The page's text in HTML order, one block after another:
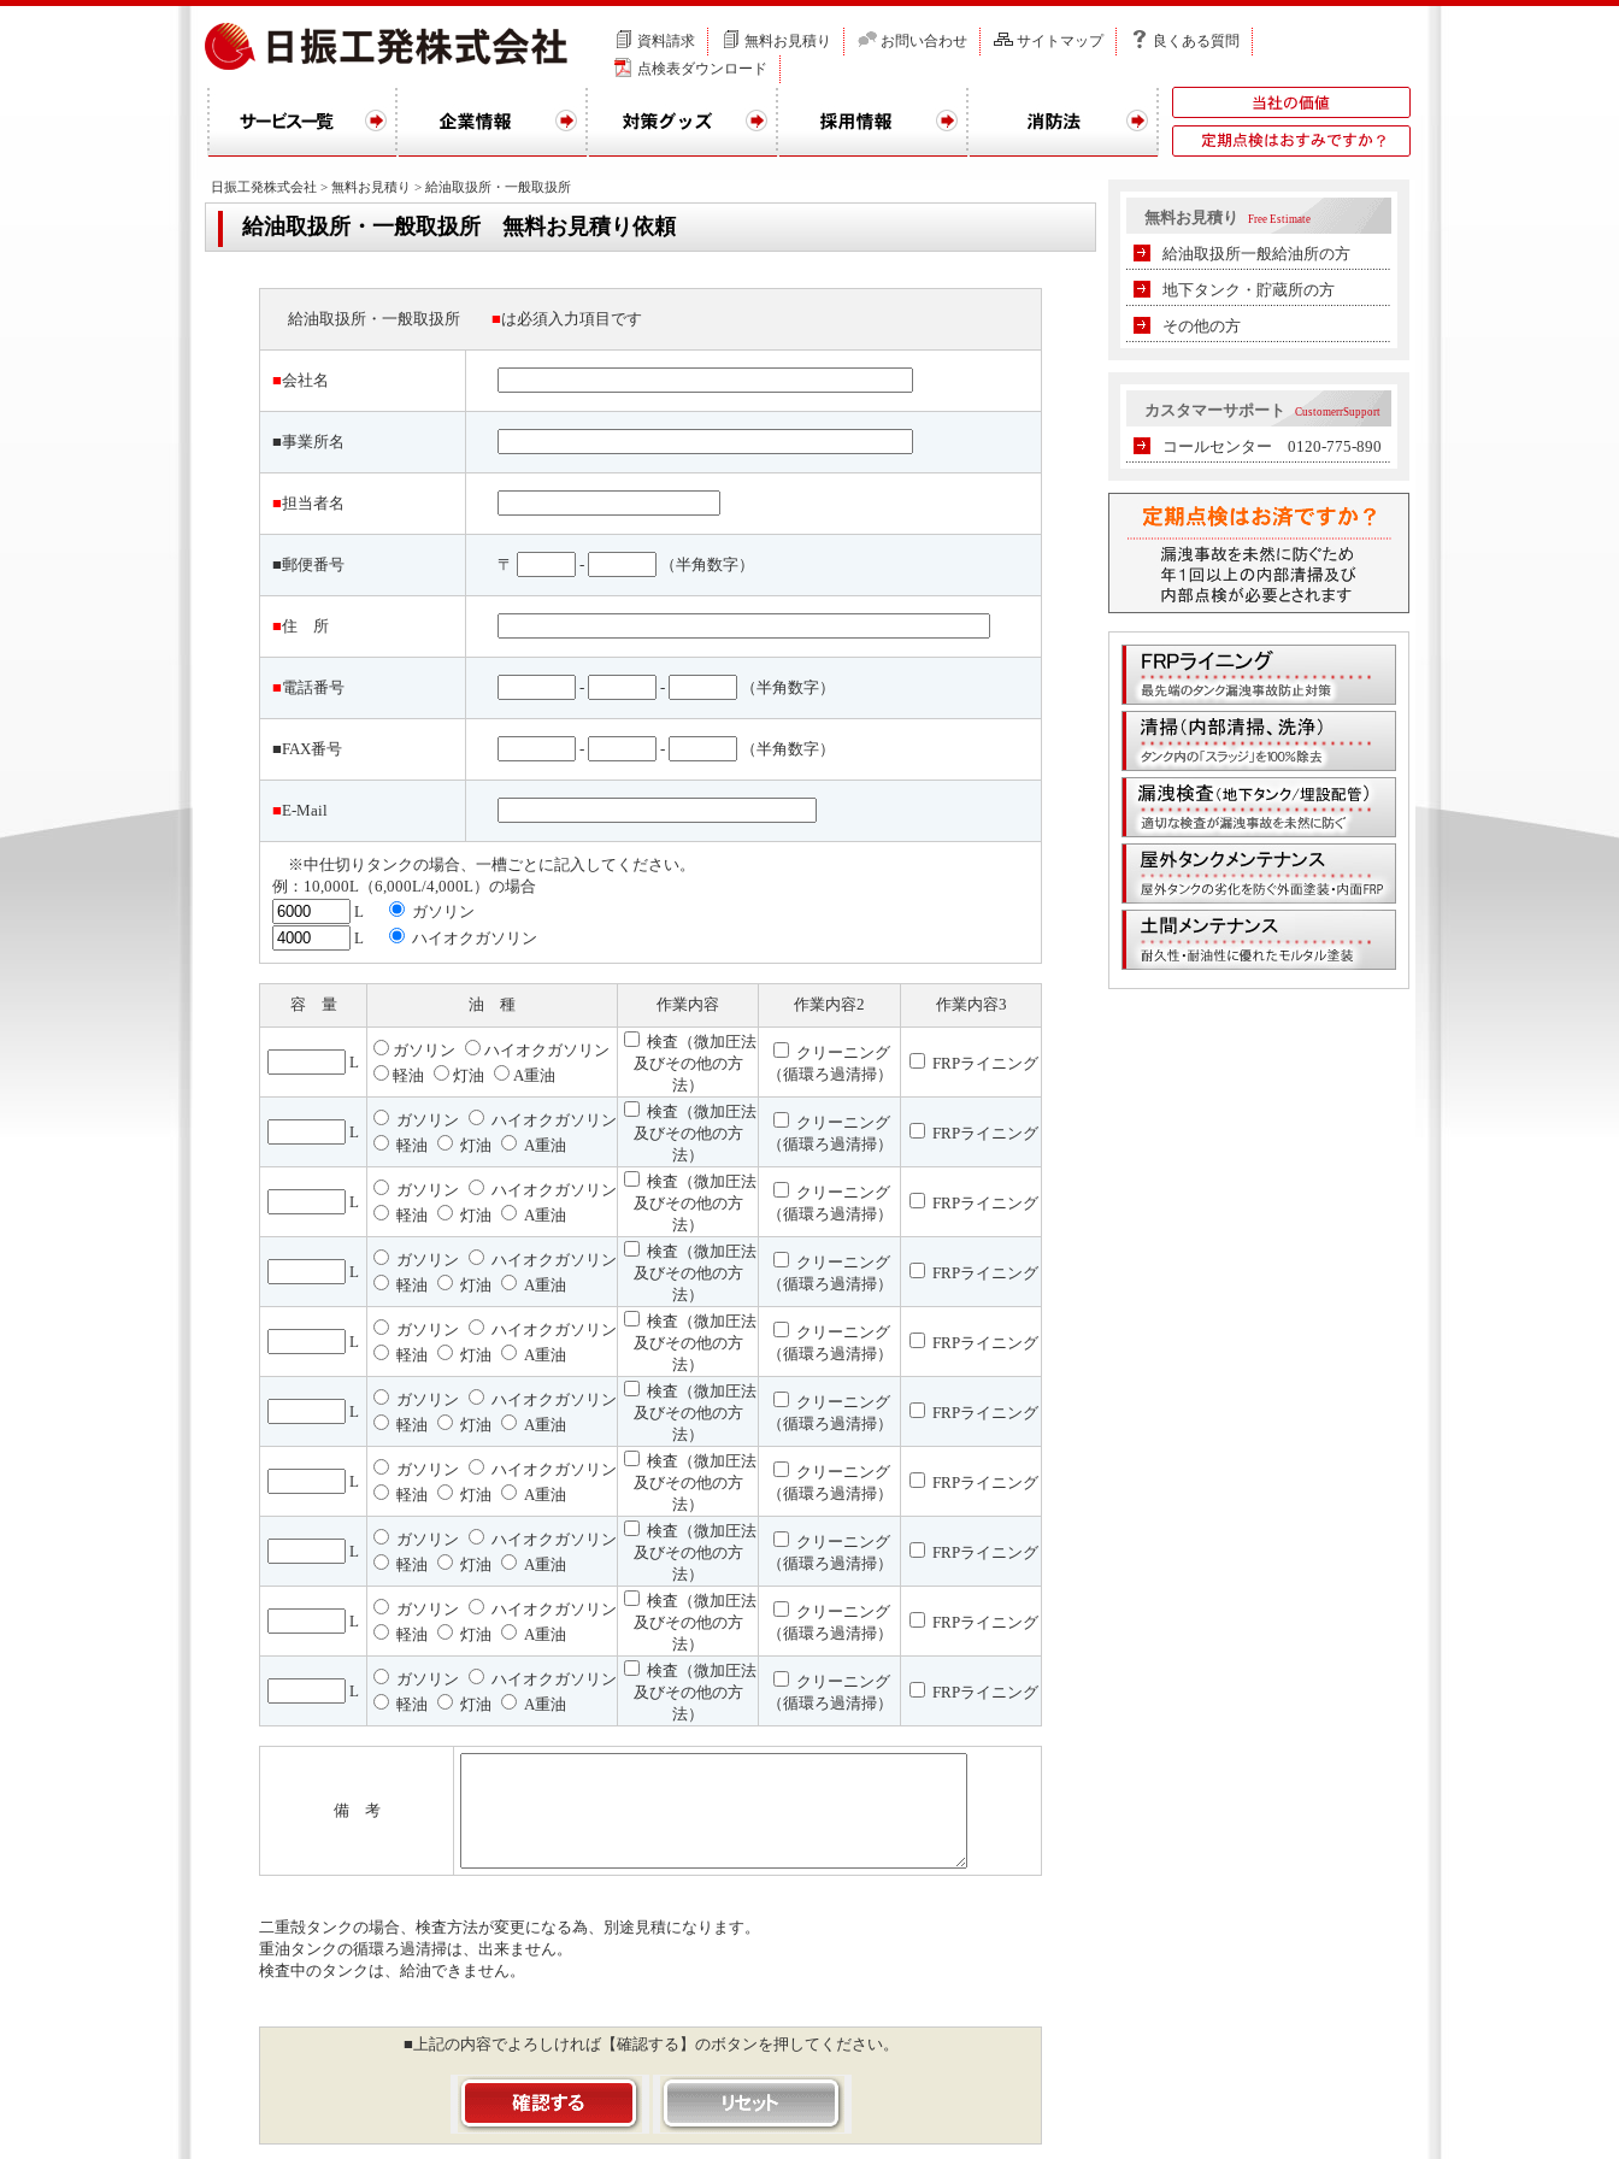
資料請求 無料お見積り お問い合わせ サイトマップ
良くある質問
点検表ダウンロード
日振工発株式会社 > 無料お見積り > 給油取扱所・一般取扱所
給油取扱所・一般取扱所 無料お見積り依頼
給油取扱所・一般取扱所 ■は必須入力項目です
■会社名
■事業所名
■担当者名
■郵便番号 〒 - （半角数字）
■住 所
■電話番号 - - （半角数字）
■FAX番号 - - （半角数字）
■E-Mail
※中仕切りタンクの場合、一槽ごとに記入してください。
例：10,000L（6,000L/4,000L）の場合
L
ガソリン
L
ハイオクガソリン
容 量 油 種 作業内容 作業内容2 作業内容3
L
ガソリン
ハイオクガソリン
軽油
灯油 A重油
検査（微加圧法
及びその他の方
法）
クリーニング
（循環ろ過清掃）
FRPライニング
L
ガソリン
ハイオクガソリン
軽油
灯油 A重油
検査（微加圧法
及びその他の方
法）
クリーニング
（循環ろ過清掃）
FRPライニング
L
ガソリン
ハイオクガソリン
軽油
灯油 A重油
検査（微加圧法
及びその他の方
法）
クリーニング
（循環ろ過清掃）
FRPライニング
L
ガソリン
ハイオクガソリン
軽油
灯油 A重油
検査（微加圧法
及びその他の方
法）
クリーニング
（循環ろ過清掃）
FRPライニング
L
ガソリン
ハイオクガソリン
軽油
灯油 A重油
検査（微加圧法
及びその他の方
法）
クリーニング
（循環ろ過清掃）
FRPライニング
L
ガソリン
ハイオクガソリン
軽油
灯油 A重油
検査（微加圧法
及びその他の方
法）
クリーニング
（循環ろ過清掃）
FRPライニング
L
ガソリン
ハイオクガソリン
軽油
灯油 A重油
検査（微加圧法
及びその他の方
法）
クリーニング
（循環ろ過清掃）
FRPライニング
L
ガソリン
ハイオクガソリン
軽油
灯油 A重油
検査（微加圧法
及びその他の方
法）
クリーニング
（循環ろ過清掃）
FRPライニング
L
ガソリン
ハイオクガソリン
軽油
灯油 A重油
検査（微加圧法
及びその他の方
法）
クリーニング
（循環ろ過清掃）
FRPライニング
L
ガソリン
ハイオクガソリン
軽油
灯油 A重油
検査（微加圧法
及びその他の方
法）
クリーニング
（循環ろ過清掃）
FRPライニング
備 考
二重殻タンクの場合、検査方法が変更になる為、別途見積になります。
重油タンクの循環ろ過清掃は、出来ません。
検査中のタンクは、給油できません。
■上記の内容でよろしければ【確認する】のボタンを押してください。
無料お見積り Free Estimate
給油取扱所一般給油所の方
地下タンク・貯蔵所の方
その他の方
カスタマーサポート CustomerrSupport
コールセンター 0120-775-890